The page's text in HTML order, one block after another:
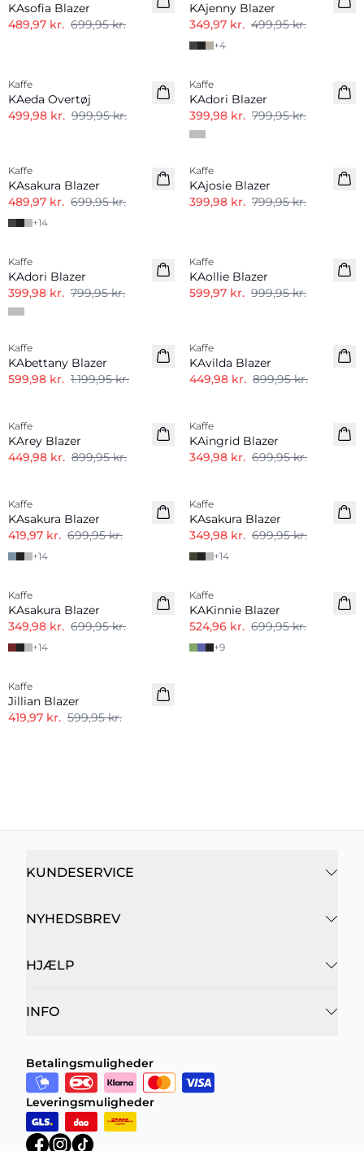
KAsofia Blazer
489,97 kr. 699,95 kr.
KAjenny Blazer
349,97 kr. 499,95 kr.
+4
Kaffe
KAeda Overtøj
499,98 kr. 999,95 kr.
Kaffe
KAdori Blazer
399,98 kr. 799,95 kr.
Kaffe
KAsakura Blazer
489,97 kr. 699,95 kr.
+14
-50%
Kaffe
KAjosie Blazer
399,98 kr. 799,95 kr.
Kaffe
KAdori Blazer
399,98 kr. 799,95 kr.
Kaffe
KAollie Blazer
599,97 kr. 999,95 kr.
-50%
Kaffe
KAbettany Blazer
599,98 kr. 1.199,95 kr.
Kaffe
KAvilda Blazer
449,98 kr. 899,95 kr.
Kaffe
KArey Blazer
449,98 kr. 899,95 kr.
Kaffe
KAingrid Blazer
349,98 kr. 699,95 kr.
Kaffe
KAsakura Blazer
419,97 kr. 699,95 kr.
+14
Kaffe
KAsakura Blazer
349,98 kr. 699,95 kr.
+14
Kaffe
KAsakura Blazer
349,98 kr. 699,95 kr.
+14
Kaffe
KAKinnie Blazer
524,96 kr. 699,95 kr.
+9
Kaffe
Jillian Blazer
419,97 kr. 599,95 kr.
KUNDESERVICE
NYHEDSBREV
HJÆLP
INFO
Betalingsmuligheder
Leveringsmuligheder